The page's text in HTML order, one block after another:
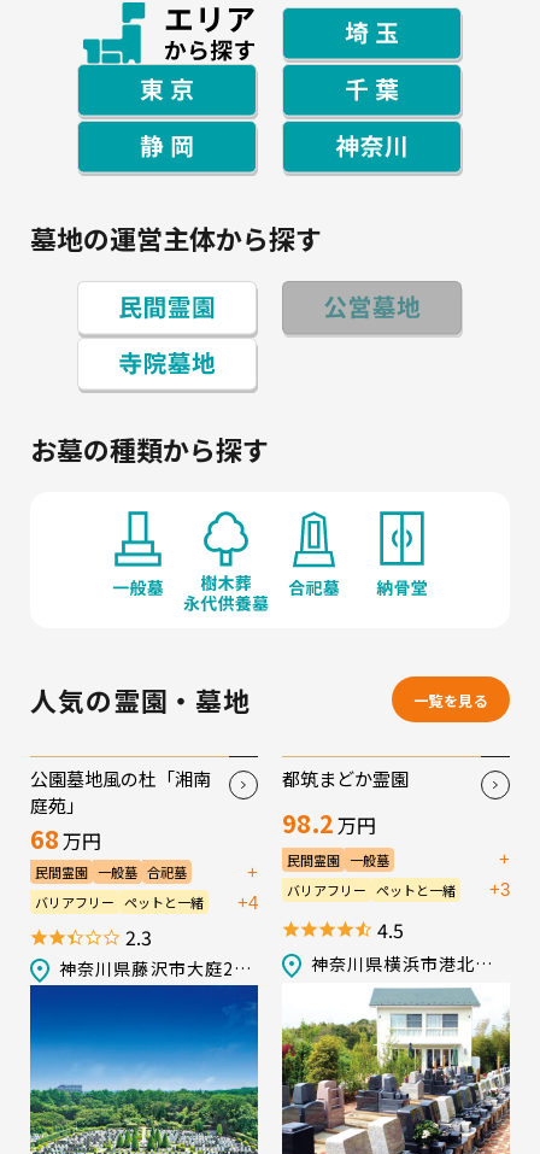
墓地の運営主体から探す
お墓の種類から探す
人気の霊園・墓地
公園墓地風の杜「湘南
庭苑」
68万円
民間霊園 一般墓 合祀墓
永代供養墓／樹木葬
+
バリアフリー ペットと一緒
宗教不問
富士山が見える
生前申込可
法要施設
駐車場
+4
2.3
神奈川県藤沢市大庭2919
都筑まどか霊園
98.2万円
民間霊園 一般墓
永代供養墓／樹木葬
+
バリアフリー ペットと一緒
法要施設
管理棟 駐車場
+3
4.5
神奈川県横浜市港北区新吉田町5277-1
一覧を見る